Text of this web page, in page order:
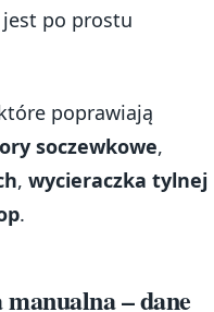
jest po prostu
poprawiają
soczewkowe,
, wycieraczka tylnej
.
– dane